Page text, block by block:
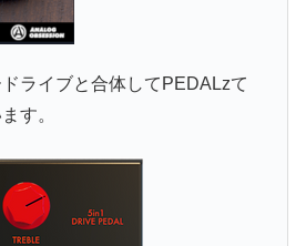
ライブと合体してPEDALzて
す。